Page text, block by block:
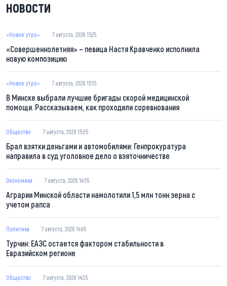
НОВОСТИ
«Новое утро» 7 августа, 2026 15:25
«Совершеннолетняя» – певица Настя Кравченко исполнила
новую композицию
«Новое утро» 7 августа, 2026 15:15
В Минске выбрали лучшие бригады скорой медицинской
помощи. Рассказываем, как проходили соревнования
Общество 7 августа, 2026 15:05
Брал взятки деньгами и автомобилями: Генпрокуратура
направила в суд уголовное дело о взяточничестве
Экономика 7 августа, 2026 14:55
Аграрии Минской области намолотили 1,5 млн тонн зерна с
учетом рапса
Политика 7 августа, 2026 14:45
Турчин: ЕАЭС остается фактором стабильности в
Евразийском регионе
Общество 7 августа, 2026 14:35